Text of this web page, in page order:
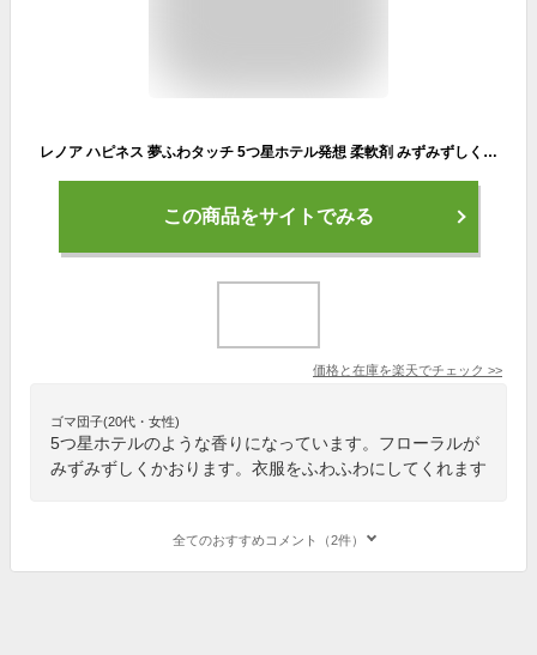
レノア ハピネス 夢ふわタッチ 5つ星ホテル発想 柔軟剤 みずみずしく香るパステルフローラル 本体
この商品をサイトでみる
価格と在庫を楽天でチェック >>
ゴマ団子(20代・女性)
5つ星ホテルのような香りになっています。フローラルが
みずみずしくかおります。衣服をふわふわにしてくれます
全てのおすすめコメント（2件）